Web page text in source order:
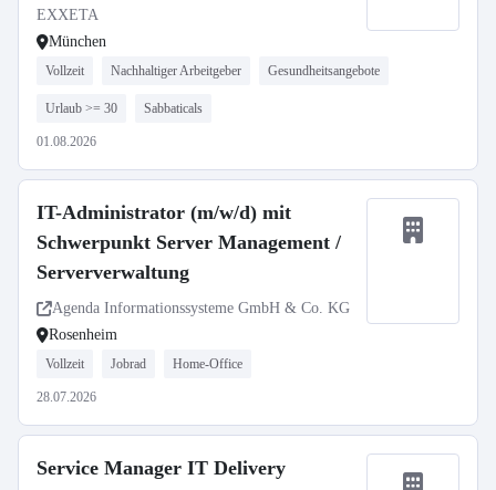
EXXETA
München
Vollzeit Nachhaltiger Arbeitgeber Gesundheitsangebote
Urlaub >= 30 Sabbaticals
01.08.2026
IT-Administrator (m/w/d) mit
Schwerpunkt Server Management /
Serververwaltung
Agenda Informationssysteme GmbH & Co. KG
Rosenheim
Vollzeit Jobrad Home-Office
28.07.2026
Service Manager IT Delivery